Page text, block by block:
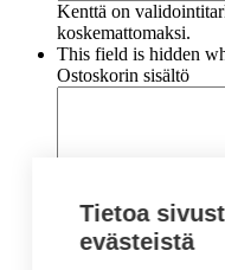
Kenttä on
koskemattomaksi.
This field is hidden
Ostoskorin sisältö
Tietoa
evästeistä